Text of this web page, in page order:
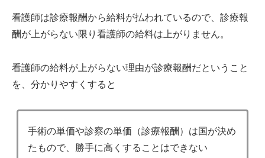
看護師は診療報酬から給料が払われているので、診療報
酬が上がらない限り看護師の給料は上がりません。
看護師の給料が上がらない理由が診療報酬だということ
を、分かりやすくすると
手術の単価や診察の単価（診療報酬）は国が決め
たもので、勝手に高くすることはできない